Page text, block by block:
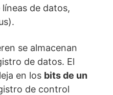
de datos,
se almacenan
de datos. El
en los bits de un
de control